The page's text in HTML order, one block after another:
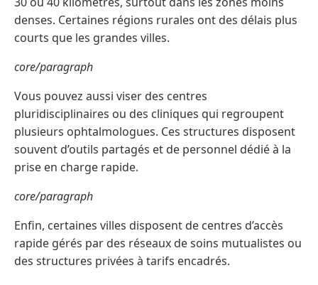
denses. Certaines régions rurales ont des délais plus
courts que les grandes villes.
core/paragraph
Vous pouvez aussi viser des centres
pluridisciplinaires ou des cliniques qui regroupent
plusieurs ophtalmologues. Ces structures disposent
souvent d’outils partagés et de personnel dédié à la
prise en charge rapide.
core/paragraph
Enfin, certaines villes disposent de centres d’accès
rapide gérés par des réseaux de soins mutualistes ou
des structures privées à tarifs encadrés.